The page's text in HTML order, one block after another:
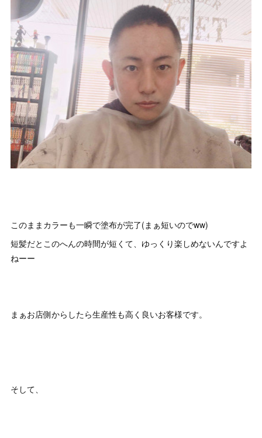
このままカラーも一瞬で塗布が完了(まぁ短いのでww)
短髪だとこのへんの時間が短くて、ゆっくり楽しめないんですよ
ねーー
まぁお店側からしたら生産性も高く良いお客様です。
そして、